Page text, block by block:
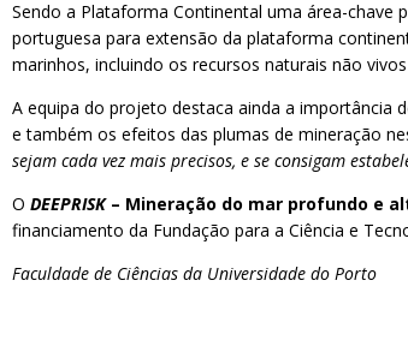
Sendo a Plataforma Continental uma área-chave
portuguesa para extensão da plataforma
marinhos, incluindo os recursos naturais não
A equipa do projeto destaca ainda a importância
e também os efeitos das plumas de mineração
sejam cada vez mais precisos, e se consigam
O DEEPRISK– Mineração do mar profundo e
financiamento da Fundação para a Ciência e
Faculdade de Ciências da Universidade do Porto